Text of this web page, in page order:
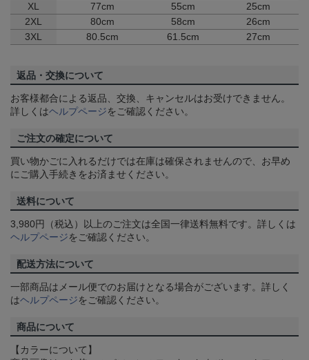
XL
77cm 55cm
25cm
2XL
80cm 58cm
26cm
3XL
80.5cm 61.5cm 27cm
返品・交換について
お客様都合による返品、交換、キャンセルはお受けできません。
詳しくはヘルプページをご確認ください。
ご注文の確定について
買い物かごに入れるだけでは在庫は確保されませんので、お早め
にご購入手続きをお済ませください。
送料について
3,980円（税込）以上のご注文は全国一律送料無料です。詳しくは
ヘルプページをご確認ください。
配送方法について
一部商品はメール便でのお届けとなる場合がございます。詳しく
はヘルプページをご確認ください。
商品について
【カラーについて】